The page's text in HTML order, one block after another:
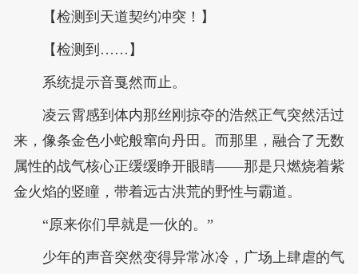
【检测到天道契约冲突！】
【检测到……】
系统提示音戛然而止。
凌云霄感到体内那丝刚掠夺的浩然正气突然活过
来，像条金色小蛇般窜向丹田。而那里，融合了无数
属性的战气核心正缓缓睁开眼睛——那是只燃烧着紫
金火焰的竖瞳，带着远古洪荒的野性与霸道。
“原来你们早就是一伙的。”
少年的声音突然变得异常冰冷，广场上肆虐的气